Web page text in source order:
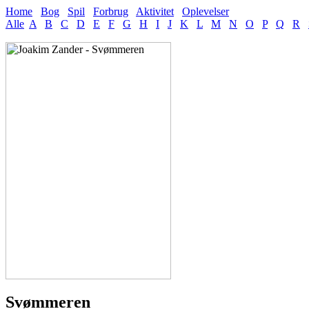
Home Bog Spil Forbrug Aktivitet
Oplevelser
Alle A B C D E F G H I J K L M N O P Q R
Svømmeren